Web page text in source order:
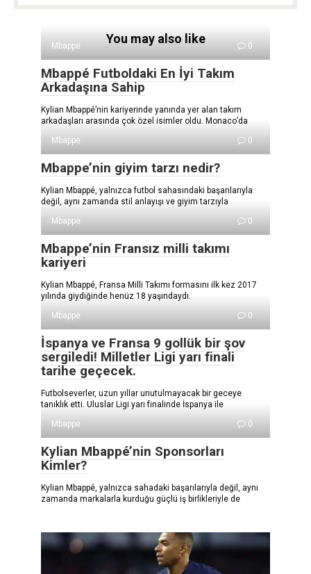
You may also like
Mbappe 0
Mbappé Futboldaki En İyi Takım
Arkadaşına Sahip
Kylian Mbappé’nin kariyerinde yanında yer alan takım
arkadaşları arasında çok özel isimler oldu. Monaco’da
Mbappe
0
Mbappe’nin giyim tarzı nedir?
Kylian Mbappé, yalnızca futbol sahasındaki başarılarıyla
değil, aynı zamanda stil anlayışı ve giyim tarzıyla
Mbappe
0
Mbappe’nin Fransız milli takımı
kariyeri
Kylian Mbappé, Fransa Milli Takımı formasını ilk kez 2017
yılında giydiğinde henüz 18 yaşındaydı.
Mbappe
0
İspanya ve Fransa 9 gollük bir şov
sergiledi! Milletler Ligi yarı finali
tarihe geçecek.
Futbolseverler, uzun yıllar unutulmayacak bir geceye
tanıklık etti. Uluslar Ligi yarı finalinde İspanya ile
Mbappe
0
Kylian Mbappé’nin Sponsorları
Kimler?
Kylian Mbappé, yalnızca sahadaki başarılarıyla değil, aynı
zamanda markalarla kurduğu güçlü iş birlikleriyle de